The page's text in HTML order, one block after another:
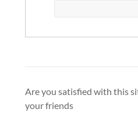
Are you satisfied with this
your friends